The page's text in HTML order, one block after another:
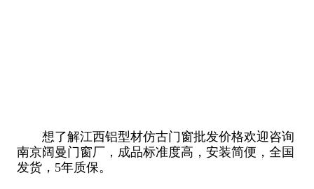
想了解江西铝型材仿古门窗批发价格欢迎咨询
南京阔曼门窗厂，成品标准度高，安装简便，全国
发货，5年质保。